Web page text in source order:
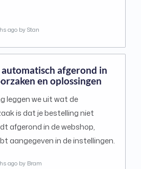
ago by Stan
afgerond in
en oplossingen
leggen we uit wat de
is dat je bestelling niet
afgerond in de webshop,
aangegeven in de instellingen.
ago by Bram